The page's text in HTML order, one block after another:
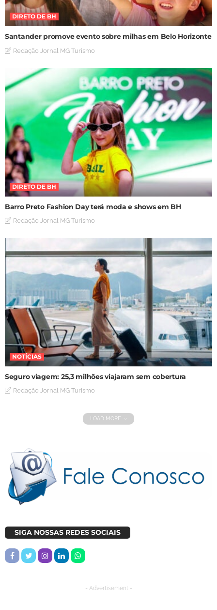
DIRETO DE BH
Santander promove evento sobre milhas em Belo Horizonte
Redação Jornal MG Turismo
DIRETO DE BH
Barro Preto Fashion Day terá moda e shows em BH
Redação Jornal MG Turismo
NOTÍCIAS
Seguro viagem: 25,3 milhões viajaram sem cobertura
Redação Jornal MG Turismo
LOAD MORE
SIGA NOSSAS REDES SOCIAIS
- Advertisement -